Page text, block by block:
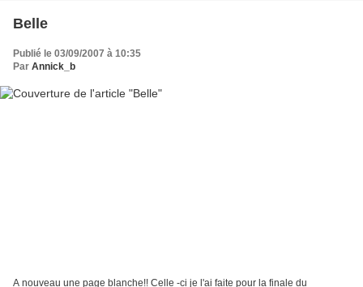
Belle
Publié le 03/09/2007 à 10:35
Par Annick_b
A nouveau une page blanche!! Celle -ci je l'ai faite pour la finale du